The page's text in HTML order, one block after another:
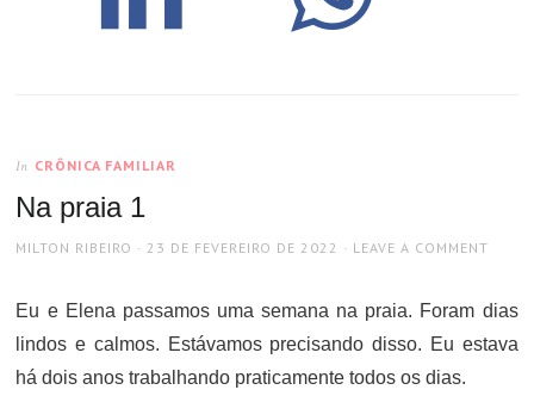
In CRÔNICA FAMILIAR
Na praia 1
AUTHOR
MILTON RIBEIRO
POSTED
23 DE FEVEREIRO DE 2022 LEAVE A COMMENT
Eu e Elena passamos uma semana na praia. Foram dias
lindos e calmos. Estávamos precisando disso. Eu estava
há dois anos trabalhando praticamente todos os dias.